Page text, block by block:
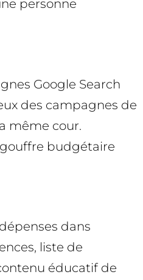
personne
Google Search
des campagnes de
même cour.
gouffre budgétaire
dans
liste de
éducatif de